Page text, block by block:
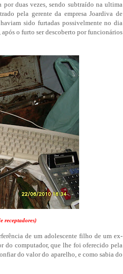
duas vezes, sendo subtraído na ultima
pela gerente da empresa Joardiva de
sido furtadas possivelmente no dia
o furto ser descoberto por funcionários
receptadores)
de um adolescente filho de um ex-
do computador, que lhe foi oferecido pela
do valor do aparelho, e como sabia do